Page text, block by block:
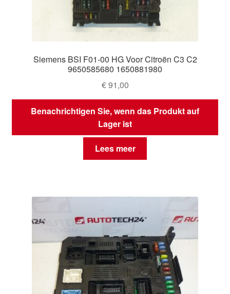
Siemens BSI F01-00 HG Voor Citroën C3 C2
9650585680 1650881980
€91,00
Benachrichtigen Sie, wenn das Produkt auf
Lager ist
Lees meer